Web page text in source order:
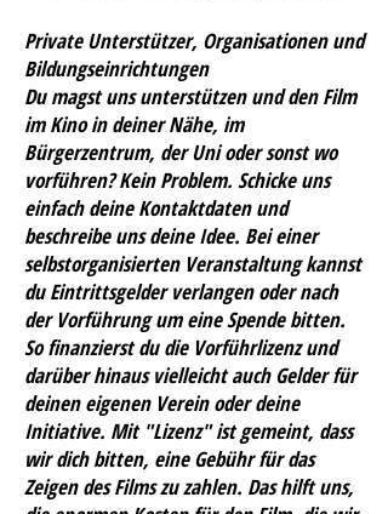
Private Unterstützer, Organisationen und
Bildungseinrichtungen
Du magst uns unterstützen und den Film
im Kino in deiner Nähe, im
Bürgerzentrum, der Uni oder sonst wo
vorführen? Kein Problem. Schicke uns
einfach deine Kontaktdaten und
beschreibe uns deine Idee. Bei einer
selbstorganisierten Veranstaltung kannst
du Eintrittsgelder verlangen oder nach
der Vorführung um eine Spende bitten.
So finanzierst du die Vorführlizenz und
darüber hinaus vielleicht auch Gelder für
deinen eigenen Verein oder deine
Initiative. Mit "Lizenz" ist gemeint, dass
wir dich bitten, eine Gebühr für das
Zeigen des Films zu zahlen. Das hilft uns,